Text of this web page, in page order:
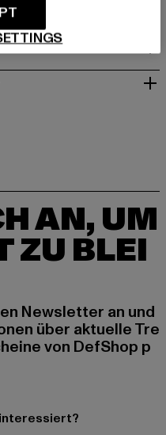
AN, UM
ZU BLEI
Newsletter an und
über aktuelle Tre
von DefShop p